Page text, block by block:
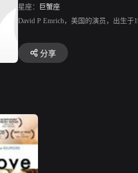
星座：
巨蟹座
David P Emrich，美国的演员，出
分享